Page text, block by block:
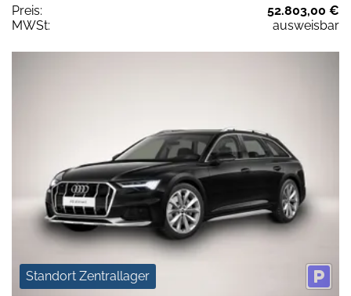
Preis:
52.803,00 €
MWSt:
ausweisbar
Standort Zentrallager